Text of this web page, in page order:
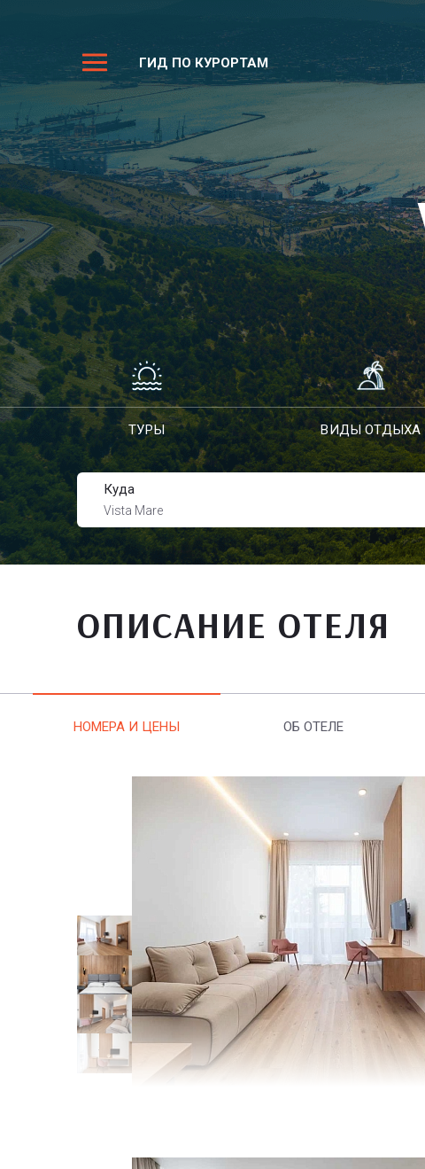
ГИД ПО КУРОРТАМ
ТУРЫ ВИДЫ ОТДЫХА
Куда
Vista Mare
ОПИСАНИЕ ОТЕЛЯ
НОМЕРА И ЦЕНЫ ОБ ОТЕЛЕ